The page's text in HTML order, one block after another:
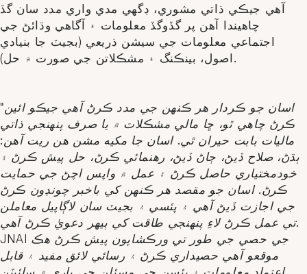
آهي جيڪي ذاتي مشوري، ڊگھي مدي واري مدد سان گڏ
چاهيندا آهن پر گڏوگڏ معلومات ۽ آگاهي وڌائڻ جي
اجتماعي معلومات جي سيشن ذريعي (بجيٽ جا بنيادي
اصول، بينڪنگ ۽ مشڪلاتن جي صورت ۾ حل).
"اسان جو ڪردار هر ڪنهن جي مدد ڪرڻ آهي جيڪو ائين
ڪرڻ چاهي ٿو، ڇا مالي مشڪلات ۾ يا صرف پنهنجي ذاتي
ماليات بابت حيران ٿي. اسان جا مکيه مشن هن ريت آهن:
ٻڌڻ، صلاح ڏيڻ، ڄاڻ ڏيڻ، رهنمائي ڪرڻ، حل پيش ڪرڻ ۽
خودمختياري حاصل ڪرڻ ۽ عمل ۾ واپس اچڻ جي حمايت
ڪرڻ. اسان جو مقصد هر ڪنهن کي باخبر چونڊون ڪرڻ
جي اجازت ڏيڻ آهي ۽ پئسي ۽ بجيٽ سان لاڳاپيل معاملن
تي عمل ڪرڻ لاءِ پنهنجي طاقت کي ٻيهر دعويٰ ڪرڻ آهي.
JNAI جي حصي جي طور تي ورڪشاپون پيش ڪرڻ هڪ
موقعو آهي حصيداري ڪرڻ ۽ رسائي لائق مفيد ۽ قابل